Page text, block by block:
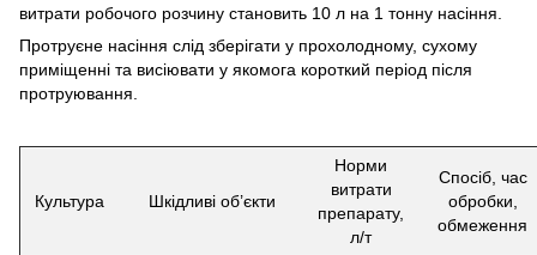
витрати робочого розчину становить 10 л на 1 тонну насіння.
Протруєне насіння слід зберігати у прохолодному, сухому
приміщенні та висіювати у якомога короткий період після
протруювання.
Культура Шкідливі об’єкти
Норми
витрати
препарату,
л/т
Спосіб, час
обробки,
обмеження